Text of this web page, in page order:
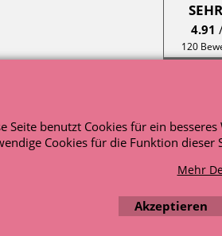
4.91
120
WebShop erstellt mit
Seite benutzt Cookies für ein
Cookies für die Funktion dieser
Mehr
Akzeptieren